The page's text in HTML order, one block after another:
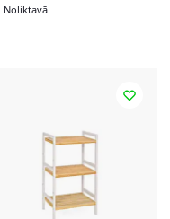
Noliktavā